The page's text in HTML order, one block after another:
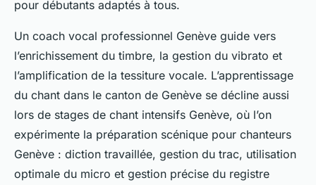
pour débutants adaptés à tous.
Un coach vocal professionnel Genève guide vers
l’enrichissement du timbre, la gestion du vibrato et
l’amplification de la tessiture vocale. L’apprentissage
du chant dans le canton de Genève se décline aussi
lors de stages de chant intensifs Genève, où l’on
expérimente la préparation scénique pour chanteurs
Genève : diction travaillée, gestion du trac, utilisation
optimale du micro et gestion précise du registre